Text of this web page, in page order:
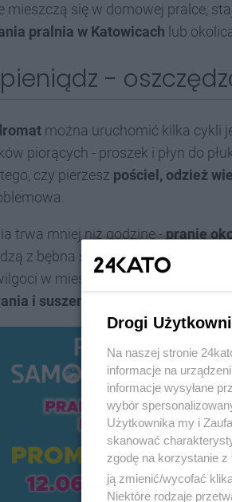
mieszczą się w domowej pralce,
pralnia w Katowicach lub
-
można uruchomić kilka cykli
piorących - proszek i płyn do
czy pierzesz pościel, odzież
trwa mniej niż godzinę - pranie
z bębna suche, gotowe do
w mieszkaniu i bez
i suszenia na Śląsku
Drogi
Na naszej stronie
informacje na
informacje wysyłane
wybór
Użytkownika my i
skanować
zgodę na korzystanie z
ją zmienić/wycofać
Niektóre rodzaje